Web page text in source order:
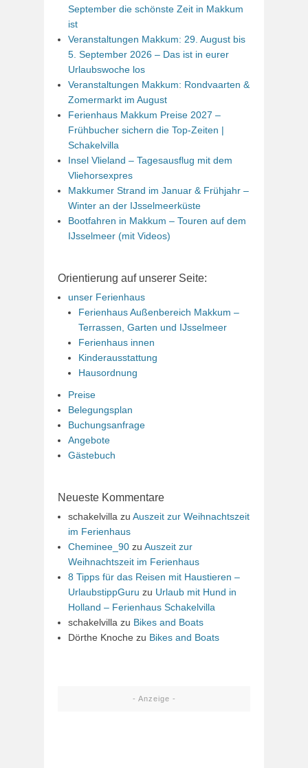
September die schönste Zeit in Makkum
ist
Veranstaltungen Makkum: 29. August bis
5. September 2026 – Das ist in eurer
Urlaubswoche los
Veranstaltungen Makkum: Rondvaarten &
Zomermarkt im August
Ferienhaus Makkum Preise 2027 –
Frühbucher sichern die Top-Zeiten |
Schakelvilla
Insel Vlieland – Tagesausflug mit dem
Vliehorsexpres
Makkumer Strand im Januar & Frühjahr –
Winter an der IJsselmeerküste
Bootfahren in Makkum – Touren auf dem
IJsselmeer (mit Videos)
Orientierung auf unserer Seite:
unser Ferienhaus
Ferienhaus Außenbereich Makkum –
Terrassen, Garten und IJsselmeer
Ferienhaus innen
Kinderausstattung
Hausordnung
Preise
Belegungsplan
Buchungsanfrage
Angebote
Gästebuch
Neueste Kommentare
schakelvilla zu Auszeit zur Weihnachtszeit
im Ferienhaus
Cheminee_90 zu Auszeit zur
Weihnachtszeit im Ferienhaus
8 Tipps für das Reisen mit Haustieren –
UrlaubstippGuru zu Urlaub mit Hund in
Holland – Ferienhaus Schakelvilla
schakelvilla zu Bikes and Boats
Dörthe Knoche zu Bikes and Boats
- Anzeige -